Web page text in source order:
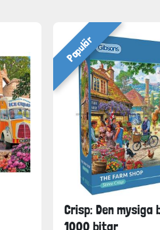
Populär
Crisp: Den mysiga
1000 bitar